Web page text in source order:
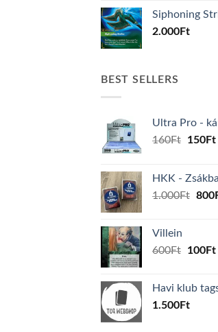
Siphoning
2.000Ft
BEST SELLERS
Ultra Pro -
160Ft
160Ft.
150Ft
HKK -
1.000Ft 800
Villein
600Ft
600Ft.
100Ft
Havi klub
1.500Ft